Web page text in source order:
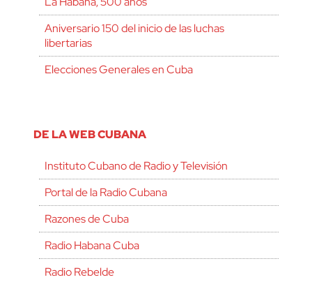
Aniversario 150 del inicio de las luchas
libertarias
Elecciones Generales en Cuba
DE LA WEB CUBANA
Instituto Cubano de Radio y Televisión
Portal de la Radio Cubana
Razones de Cuba
Radio Habana Cuba
Radio Rebelde